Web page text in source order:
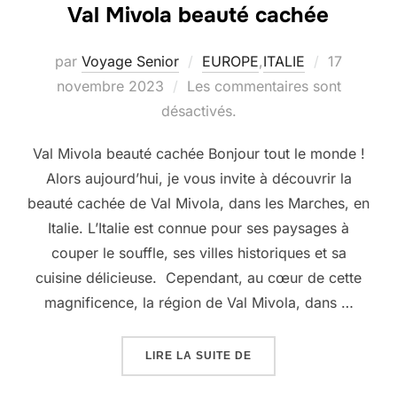
Val Mivola beauté cachée
par Voyage Senior EUROPE,ITALIE
Publié
le
17
novembre 2023
Les commentaires sont
désactivés.
Val Mivola beauté cachée Bonjour tout le monde !
Alors aujourd’hui, je vous invite à découvrir la
beauté cachée de Val Mivola, dans les Marches, en
Italie. L’Italie est connue pour ses paysages à
couper le souffle, ses villes historiques et sa
cuisine délicieuse. Cependant, au cœur de cette
magnificence, la région de Val Mivola, dans …
LIRE LA SUITE DE